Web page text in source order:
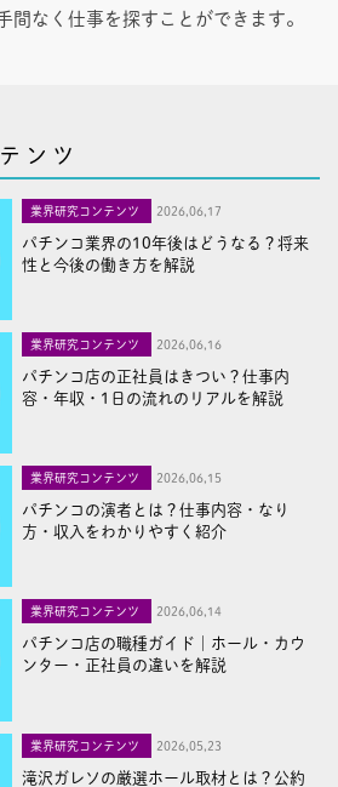
間なく仕事を探すことができます。
ンツ
業界研究コンテンツ 2026,06,17
パチンコ業界の10年後はどうなる？将来
性と今後の働き方を解説
業界研究コンテンツ 2026,06,16
パチンコ店の正社員はきつい？仕事内
容・年収・1日の流れのリアルを解説
業界研究コンテンツ 2026,06,15
パチンコの演者とは？仕事内容・なり
方・収入をわかりやすく紹介
業界研究コンテンツ 2026,06,14
パチンコ店の職種ガイド｜ホール・カウ
ンター・正社員の違いを解説
業界研究コンテンツ 2026,05,23
滝沢ガレソの厳選ホール取材とは？公約